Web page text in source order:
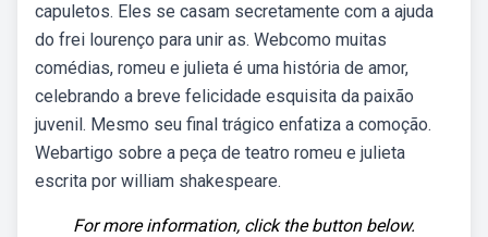
capuletos. Eles se casam secretamente com a ajuda
do frei lourenço para unir as. Webcomo muitas
comédias, romeu e julieta é uma história de amor,
celebrando a breve felicidade esquisita da paixão
juvenil. Mesmo seu final trágico enfatiza a comoção.
Webartigo sobre a peça de teatro romeu e julieta
escrita por william shakespeare.
For more information, click the button below.